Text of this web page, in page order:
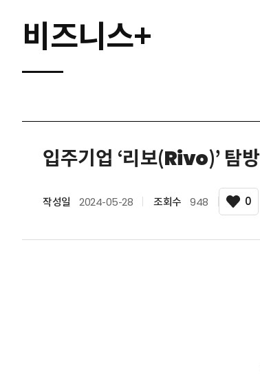
비즈니스+
입주기업 ‘리보(Rivo)’ 탐방
작성일 2024-05-28 조회수 948 0